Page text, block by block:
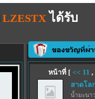
LZESTX ได้รับ
หน้าที่ [ << 11 ,
สาดโล
น้ำมะนา